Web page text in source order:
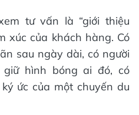
tư vấn là “giới thiệu
xúc của khách hàng. Có
sau ngày dài, có người
hình bóng ai đó, có
ức của một chuyến du